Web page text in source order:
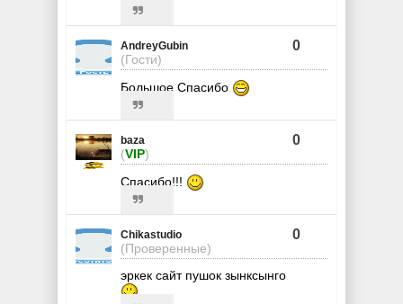
AndreyGubin
(Гости)
0
Большое Спасибо
baza
(VIP)
0
Спасибо!!!
Chikastudio
(Проверенные)
0
эркек сайт пушок зынксынго